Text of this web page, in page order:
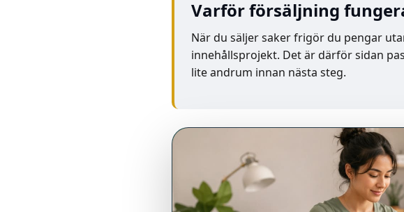
Varför försäljning
När du säljer saker frigör du pengar
innehållsprojekt. Det är därför sidan
lite andrum innan nästa steg.